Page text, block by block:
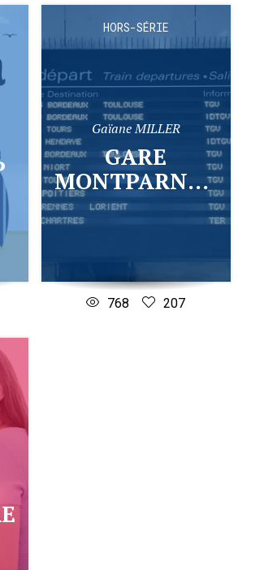
HORS-SÉRIE
Gaïane MILLER
GARE
MONTPARNASSE
768 207